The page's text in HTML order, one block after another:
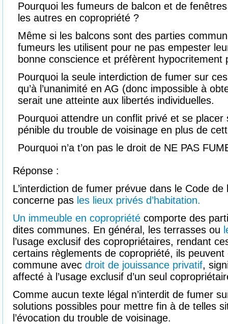
Pourquoi les fumeurs de balcon et de
les autres en copropriété ?
Même si les balcons sont des parties
fumeurs les utilisent pour ne pas empester
bonne conscience et préfèrent hypocritement
Pourquoi la seule interdiction de fumer sur
qu’à l’unanimité en AG (donc impossible à
serait une atteinte aux libertés individuelles.
Pourquoi attendre un conflit privé et se
pénible du trouble de voisinage en plus de
Pourquoi n’a t’on pas le droit de NE PAS
Réponse :
L’interdiction de fumer prévue dans le Code
concerne pas les lieux privés d’habitation.
Un immeuble en copropriété comporte des
dites communes. En général, les terrasses ou
l’usage exclusif des copropriétaires, rendant
certains règlements de copropriété, ils
commune avec droit de jouissance privatif,
affecté à l’usage exclusif d’un seul
Comme aucun texte légal n’interdit de fumer
solutions possibles pour mettre fin à de telles
l’évocation du trouble de voisinage.